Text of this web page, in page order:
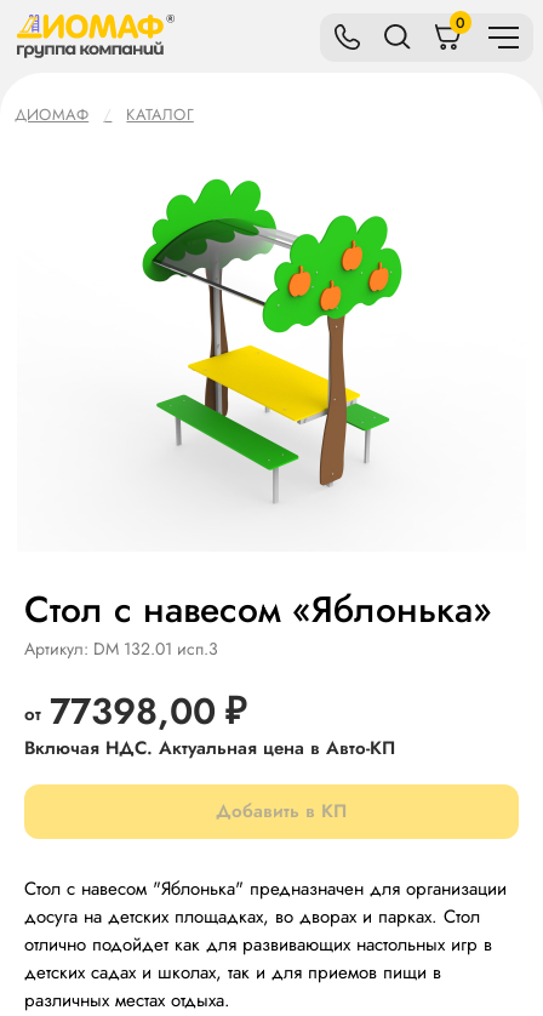
0
ДИОМАФ КАТАЛОГ
Стол с навесом «Яблонька»
Артикул: DM 132.01 исп.3
77398,00 ₽
Добавить в КП
Стол с навесом "Яблонька" предназначен для организации
досуга на детских площадках, во дворах и парках. Стол
отлично подойдет как для развивающих настольных игр в
детских садах и школах, так и для приемов пищи в
различных местах отдыха.